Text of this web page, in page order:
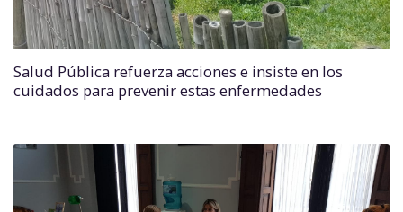
Salud Pública refuerza acciones e insiste en los
cuidados para prevenir estas enfermedades